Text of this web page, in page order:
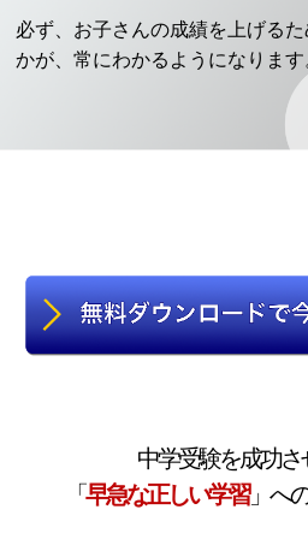
必ず、お子さんの成績を上げる
かが、常にわかるようになります
中学受験を成功さ
「早急な正しい学習」へ